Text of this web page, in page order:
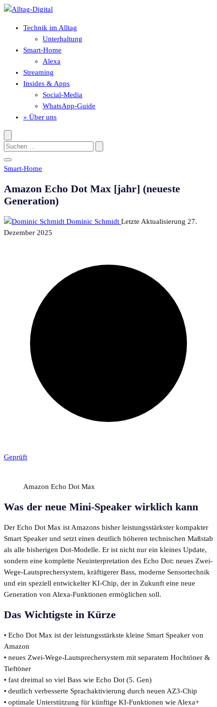
Zum
springenTechnik im Alltag
Unterhaltung
Smart-Home
Alexa
Streaming
Insides & Apps
Social-Media
WhatsApp-Guide
» Über uns
Suche
öffnen
Suche
nach:
Suchen
Menü
öffnen
Smart-Home
Amazon Echo Dot Max [jahr] (neueste
Generation)
Dominic Schmidt Letzte Aktualisierung 27.
Dezember 2025
Geprüft
Amazon Echo Dot Max
Was der neue Mini-Speaker wirklich kann
Der Echo Dot Max ist Amazons bisher leistungsstärkster kompakter
Smart Speaker und setzt einen deutlich höheren technischen Maßstab
als alle bisherigen Dot-Modelle. Er ist nicht nur ein kleines Update,
sondern eine komplette Neuinterpretation des Echo Dot: neues Zwei-
Wege-Lautsprechersystem, kräftigerer Bass, moderne Sensortechnik
und ein speziell entwickelter KI-Chip, der in Zukunft eine neue
Generation von Alexa-Funktionen ermöglichen soll.
Das Wichtigste in Kürze
• Echo Dot Max ist der leistungsstärkste kleine Smart Speaker von
Amazon
• neues Zwei-Wege-Lautsprechersystem mit separatem Hochtöner &
Tieftöner
• fast dreimal so viel Bass wie Echo Dot (5. Gen)
• deutlich verbesserte Sprachaktivierung durch neuen AZ3-Chip
• optimale Unterstützung für künftige KI-Funktionen wie Alexa+